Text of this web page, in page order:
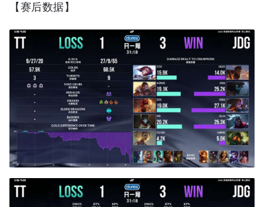
【赛后数据】